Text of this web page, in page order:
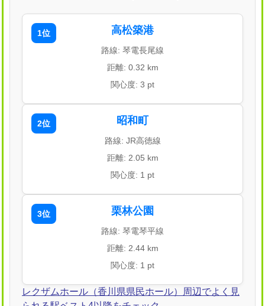
1位 高松築港
路線: 琴電長尾線
距離: 0.32 km
関心度: 3 pt
2位 昭和町
路線: JR高徳線
距離: 2.05 km
関心度: 1 pt
3位 栗林公園
路線: 琴電琴平線
距離: 2.44 km
関心度: 1 pt
レクザムホール（香川県県民ホール）周辺でよく見